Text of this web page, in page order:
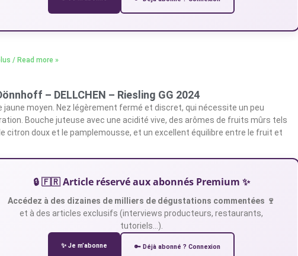
/ Read more »
– DELLCHEN – Riesling GG 2024
jaune moyen. Nez légèrement fermé et discret, qui nécessite un peu
Bouche juteuse avec une acidité vive, des arômes de fruits mûrs tels
citron doux et le pamplemousse, et un excellent équilibre entre le fruit et
🔒 🇫🇷 Article réservé aux abonnés Premium ✨
Accédez à des dizaines de milliers de dégustations commentées 🍷
et à des articles exclusifs (interviews producteurs, restaurants,
tutoriels…).
✨ Je m’abonne 🔑 Déjà abonné ? Connexion